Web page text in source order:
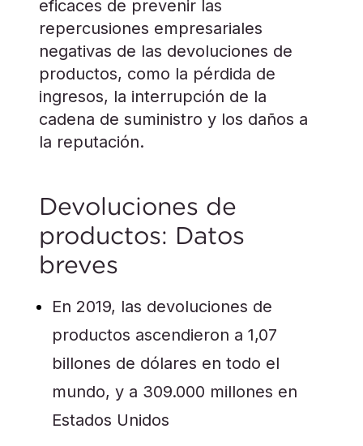
eficaces de prevenir las
repercusiones empresariales
negativas de las devoluciones de
productos, como la pérdida de
ingresos, la interrupción de la
cadena de suministro y los daños a
la reputación.
Devoluciones de
productos: Datos
breves
En 2019, las devoluciones de
productos ascendieron a 1,07
billones de dólares en todo el
mundo, y a 309.000 millones en
Estados Unidos